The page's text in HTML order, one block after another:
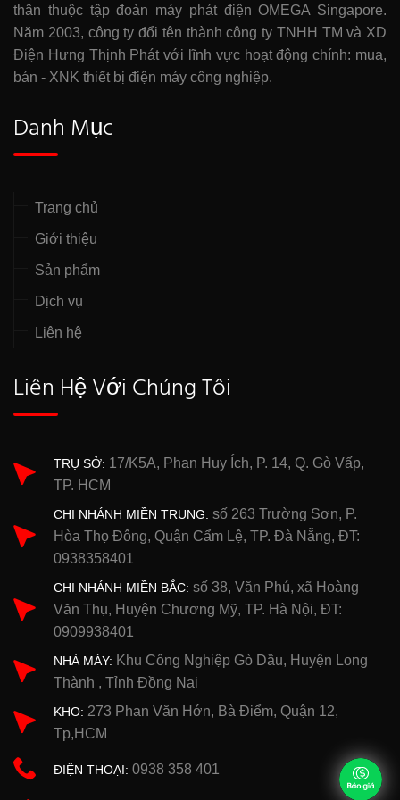
thân thuộc tập đoàn máy phát điện OMEGA Singapore.
Năm 2003, công ty đổi tên thành công ty TNHH TM và XD
Điện Hưng Thịnh Phát với lĩnh vực hoạt động chính: mua,
bán - XNK thiết bị điện máy công nghiệp.
Danh Mục
Trang chủ
Giới thiệu
Sản phẩm
Dịch vụ
Liên hệ
Liên Hệ Với Chúng Tôi
TRỤ SỞ: 17/K5A, Phan Huy Ích, P. 14, Q. Gò Vấp,
TP. HCM
CHI NHÁNH MIỀN TRUNG: số 263 Trường Sơn, P.
Hòa Thọ Đông, Quận Cẩm Lệ, TP. Đà Nẵng, ĐT:
0938358401
CHI NHÁNH MIỀN BẮC: số 38, Văn Phú, xã Hoàng
Văn Thụ, Huyện Chương Mỹ, TP. Hà Nội, ĐT:
0909938401
NHÀ MÁY: Khu Công Nghiệp Gò Dầu, Huyện Long
Thành , Tỉnh Đồng Nai
KHO: 273 Phan Văn Hớn, Bà Điểm, Quận 12,
Tp,HCM
ĐIỆN THOẠI: 0938 358 401